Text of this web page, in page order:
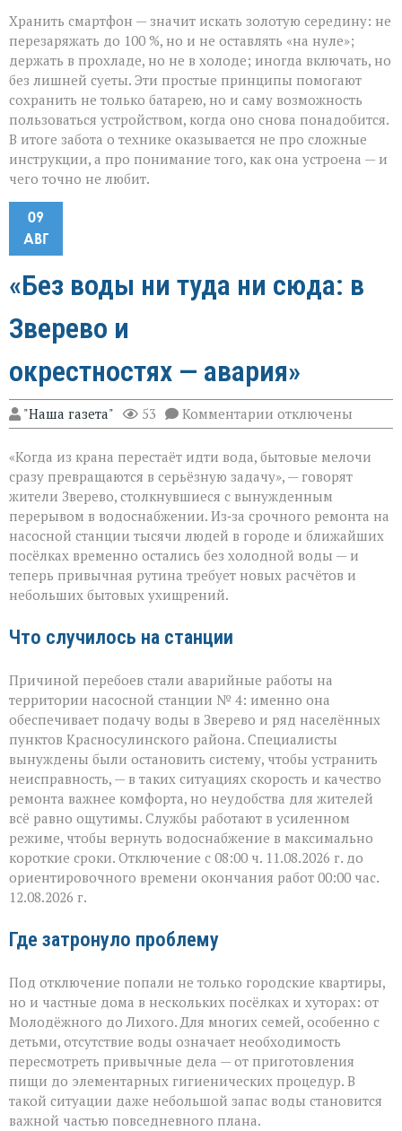
Хранить смартфон — значит искать золотую середину: не
перезаряжать до 100 %, но и не оставлять «на нуле»;
держать в прохладе, но не в холоде; иногда включать, но
без лишней суеты. Эти простые принципы помогают
сохранить не только батарею, но и саму возможность
пользоваться устройством, когда оно снова понадобится.
В итоге забота о технике оказывается не про сложные
инструкции, а про понимание того, как она устроена — и
чего точно не любит.
09
АВГ
«Без воды ни туда ни сюда: в
Зверево и
окрестностях — авария»
"Наша газета" 53 Комментарии к
записи
воды
ни
туда
ни
сюда:
в
Зверево
и
окрестностях —
отключены
«Когда из крана перестаёт идти вода, бытовые мелочи
сразу превращаются в серьёзную задачу», — говорят
жители Зверево, столкнувшиеся с вынужденным
перерывом в водоснабжении. Из‑за срочного ремонта на
насосной станции тысячи людей в городе и ближайших
посёлках временно остались без холодной воды — и
теперь привычная рутина требует новых расчётов и
небольших бытовых ухищрений.
Что случилось на станции
Причиной перебоев стали аварийные работы на
территории насосной станции № 4: именно она
обеспечивает подачу воды в Зверево и ряд населённых
пунктов Красносулинского района. Специалисты
вынуждены были остановить систему, чтобы устранить
неисправность, — в таких ситуациях скорость и качество
ремонта важнее комфорта, но неудобства для жителей
всё равно ощутимы. Службы работают в усиленном
режиме, чтобы вернуть водоснабжение в максимально
короткие сроки. Отключение с 08:00 ч. 11.08.2026 г. до
ориентировочного времени окончания работ 00:00 час.
12.08.2026 г.
Где затронуло проблему
Под отключение попали не только городские квартиры,
но и частные дома в нескольких посёлках и хуторах: от
Молодёжного до Лихого. Для многих семей, особенно с
детьми, отсутствие воды означает необходимость
пересмотреть привычные дела — от приготовления
пищи до элементарных гигиенических процедур. В
такой ситуации даже небольшой запас воды становится
важной частью повседневного плана.